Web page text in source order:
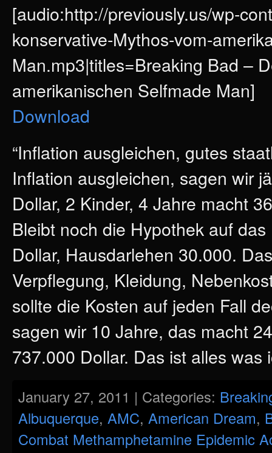
[audio:http://previously.us/wp-
konservative-Mythos-vom-
Man.mp3|titles=Breaking Bad –
amerikanischen Selfmade Man]
Download
“Inflation ausgleichen, gutes
Inflation ausgleichen, sagen wir
Dollar, 2 Kinder, 4 Jahre macht
Bleibt noch die Hypothek auf
Dollar, Hausdarlehen 30.000.
Verpflegung, Kleidung,
sollte die Kosten auf jeden Fall
sagen wir 10 Jahre, das macht
737.000 Dollar. Das ist alles was
January 27, 2011 | Categories:
Albuquerque, AMC, American Dream,
Combat Methamphetamine Epidemic